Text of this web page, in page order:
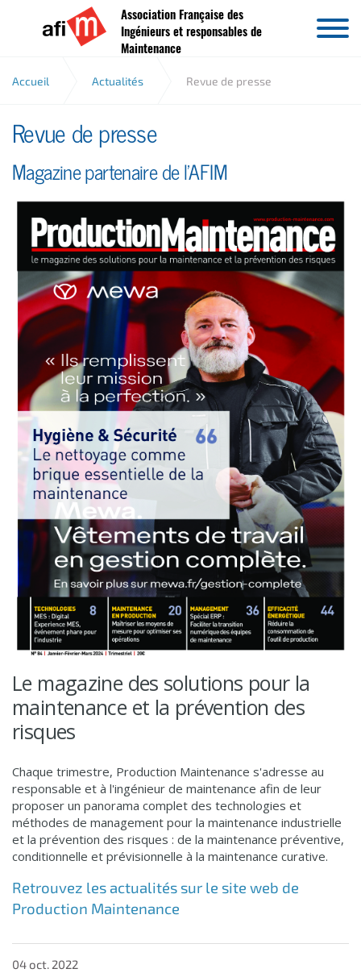
Aller au contenu
Association Française des
Ingénieurs et responsables de
Maintenance
Accueil Actualités Revue de presse
Revue de presse
Magazine partenaire de l'AFIM
Le magazine des solutions pour la
maintenance et la prévention des
risques
Chaque trimestre, Production Maintenance s'adresse au
responsable et à l'ingénieur de maintenance afin de leur
proposer un panorama complet des technologies et
méthodes de management pour la maintenance industrielle
et la prévention des risques : de la maintenance préventive,
conditionnelle et prévisionnelle à la maintenance curative.
Retrouvez les actualités sur le site web de
Production Maintenance
04 oct. 2022